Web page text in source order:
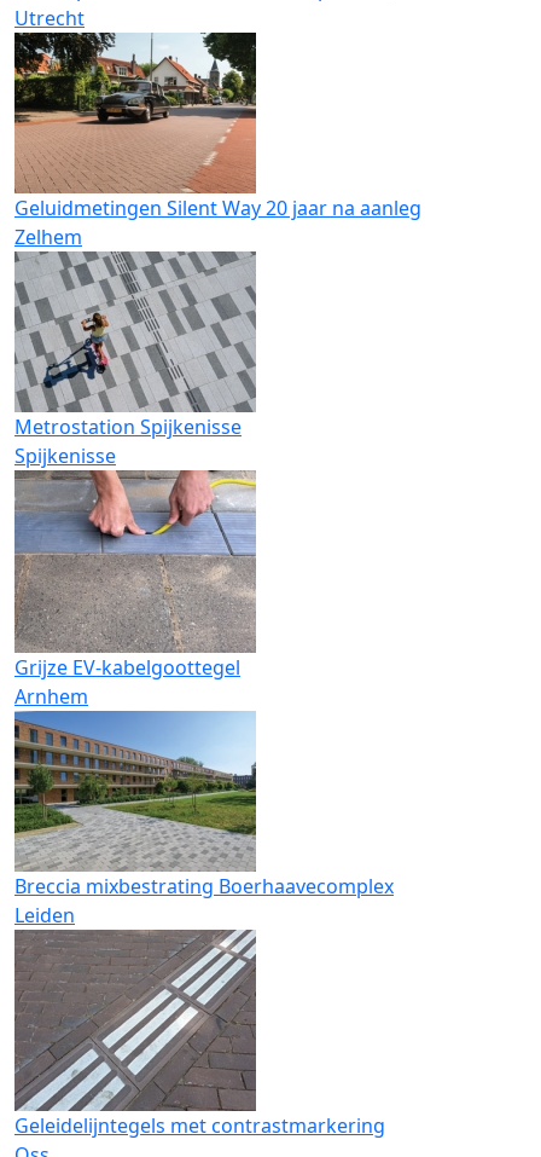
Utrecht
Geluidmetingen Silent Way 20 jaar na aanleg
Zelhem
Metrostation Spijkenisse
Spijkenisse
Grijze EV-kabelgoottegel
Arnhem
Breccia mixbestrating Boerhaavecomplex
Leiden
Geleidelijntegels met contrastmarkering